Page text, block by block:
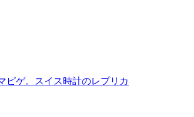
ピゲ。スイス時計のレプリカ